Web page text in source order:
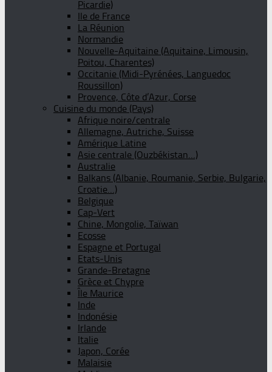
Picardie)
Ile de France
La Réunion
Normandie
Nouvelle-Aquitaine (Aquitaine, Limousin,
Poitou, Charentes)
Occitanie (Midi-Pyrénées, Languedoc
Roussillon)
Provence, Côte d’Azur, Corse
Cuisine du monde (Pays)
Afrique noire/centrale
Allemagne, Autriche, Suisse
Amérique Latine
Asie centrale (Ouzbékistan…)
Australie
Balkans (Albanie, Roumanie, Serbie, Bulgarie,
Croatie…)
Belgique
Cap-Vert
Chine, Mongolie, Taïwan
Ecosse
Espagne et Portugal
Etats-Unis
Grande-Bretagne
Grèce et Chypre
Île Maurice
Inde
Indonésie
Irlande
Italie
Japon, Corée
Malaisie